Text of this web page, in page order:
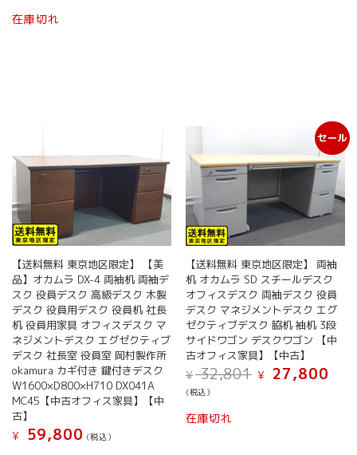
在庫切れ
【送料無料 東京地区限定】 【美
品】オカムラ DX-4 両袖机 両袖デ
スク 役員デスク 高級デスク 木製
デスク 役員用デスク 役員机 社長
机 役員用家具 オフィスデスク マ
ネジメントデスク エグゼクティブ
デスク 社長室 役員室 岡村製作所
okamura カギ付き 鍵付きデスク
W1600×D800×H710 DX041A
MC45【中古オフィス家具】【中
古】
¥
59,800 (税込）
セール
【送料無料 東京地区限定】 両袖
机 オカムラ SD スチールデスク
オフィスデスク 両袖デスク 役員
デスク マネジメントデスク エグ
ゼクティブデスク 脇机 袖机 3段
サイドワゴン デスクワゴン 【中
古オフィス家具】【中古】
¥32,801 元
の
¥ 27,800
(税込）
在庫切れ